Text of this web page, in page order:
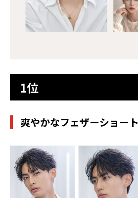
1位
爽やかなフェザーショート